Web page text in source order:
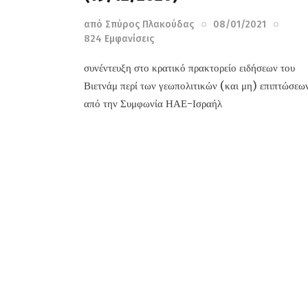
από Σπύρος Πλακούδας
08/01/2021
824 Εμφανίσεις
συνέντευξη στο κρατικό πρακτορείο ειδήσεων του
Βιετνάμ περί των γεωπολιτικών (και μη)
από την Συμφωνία ΗΑΕ-Ισραήλ